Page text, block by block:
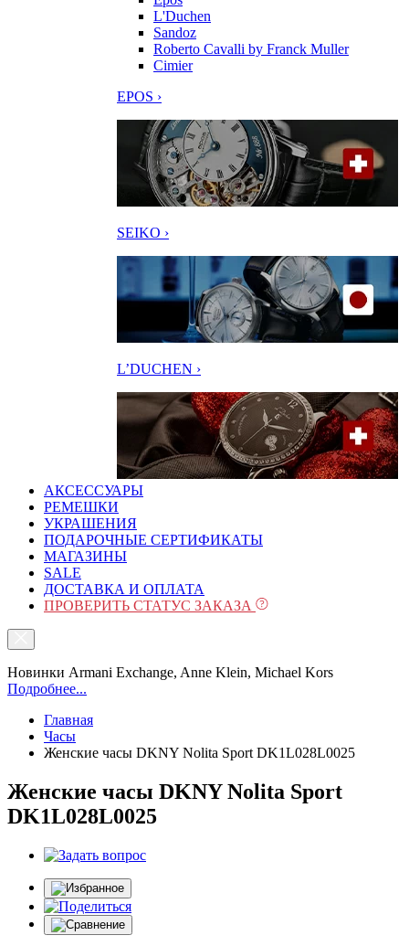
L'Duchen
Sandoz
Roberto Cavalli by Franck Muller
Cimier
EPOS ›
SEIKO ›
L’DUCHEN ›
АКСЕССУАРЫ
РЕМЕШКИ
УКРАШЕНИЯ
ПОДАРОЧНЫЕ СЕРТИФИКАТЫ
МАГАЗИНЫ
SALE
ДОСТАВКА И ОПЛАТА
ПРОВЕРИТЬ СТАТУС ЗАКАЗА
Новинки Armani Exchange, Anne Klein, Michael Kors
Подробнее...
Главная
Часы
Женские часы DKNY Nolita Sport DK1L028L0025
Женские часы DKNY Nolita Sport
DK1L028L0025